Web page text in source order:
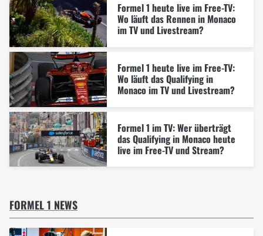
Formel 1 heute live im Free-TV:
Wo läuft das Rennen in Monaco
im TV und Livestream?
Formel 1 heute live im Free-TV:
Wo läuft das Qualifying in
Monaco im TV und Livestream?
Formel 1 im TV: Wer überträgt
das Qualifying in Monaco heute
live im Free-TV und Stream?
FORMEL 1 NEWS